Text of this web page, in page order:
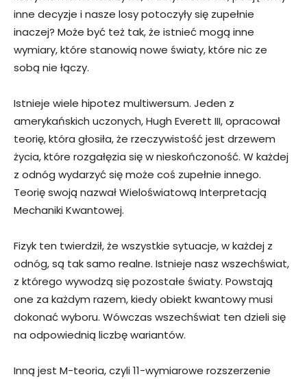
inne decyzje i nasze losy potoczyły się zupełnie
inaczej? Może być też tak, że istnieć mogą inne
wymiary, które stanowią nowe światy, które nic ze
sobą nie łączy.
Istnieje wiele hipotez multiwersum. Jeden z
amerykańskich uczonych, Hugh Everett III, opracował
teorię, która głosiła, że rzeczywistość jest drzewem
życia, które rozgałęzia się w nieskończoność. W każdej
z odnóg wydarzyć się może coś zupełnie innego.
Teorię swoją nazwał Wieloświatową Interpretacją
Mechaniki Kwantowej.
Fizyk ten twierdził, że wszystkie sytuacje, w każdej z
odnóg, są tak samo realne. Istnieje nasz wszechświat,
z którego wywodzą się pozostałe światy. Powstają
one za każdym razem, kiedy obiekt kwantowy musi
dokonać wyboru. Wówczas wszechświat ten dzieli się
na odpowiednią liczbę wariantów.
Inną jest M-teoria, czyli 11-wymiarowe rozszerzenie